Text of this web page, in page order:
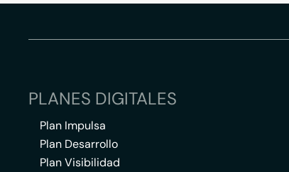
PLANES DIGITALES
Plan Impulsa
Plan Desarrollo
Plan Visibilidad